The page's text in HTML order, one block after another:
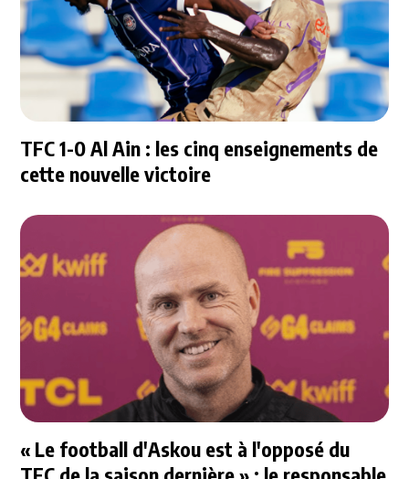
TFC 1-0 Al Ain : les cinq enseignements de
cette nouvelle victoire
« Le football d'Askou est à l'opposé du